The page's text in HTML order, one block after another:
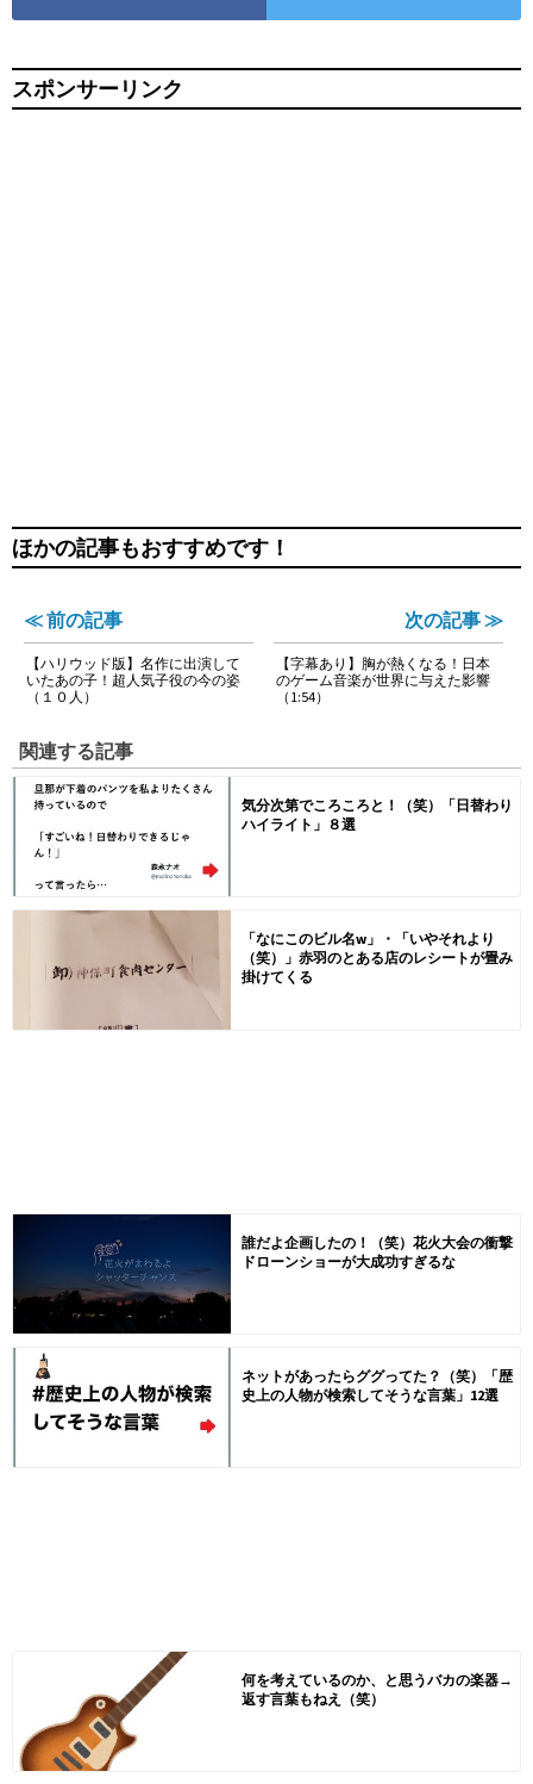
スポンサーリンク
ほかの記事もおすすめです！
≪ 前の記事
【ハリウッド版】名作に出演して
いたあの子！超人気子役の今の姿
（１０人）
次の記事 ≫
【字幕あり】胸が熱くなる！日本
のゲーム音楽が世界に与えた影響
（1:54）
関連する記事
気分次第でころころと！（笑）「日替わり
ハイライト」８選
「なにこのビル名w」・「いやそれより
（笑）」赤羽のとある店のレシートが畳み
掛けてくる
誰だよ企画したの！（笑）花火大会の衝撃
ドローンショーが大成功すぎるな
ネットがあったらググってた？（笑）「歴
史上の人物が検索してそうな言葉」12選
何を考えているのか、と思うバカの楽器→
返す言葉もねえ（笑）